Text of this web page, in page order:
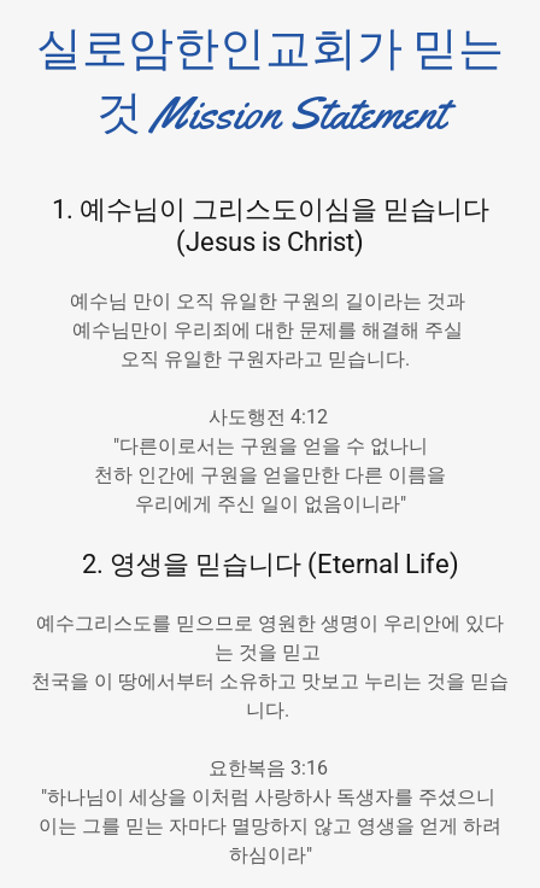
실로암한인교회가 믿는
것 Mission Statement
1. 예수님이 그리스도이심을 믿습니다
(Jesus is Christ)
예수님 만이 오직 유일한 구원의 길이라는 것과
예수님만이 우리죄에 대한 문제를 해결해 주실
오직 유일한 구원자라고 믿습니다.
사도행전 4:12
"다른이로서는 구원을 얻을 수 없나니
천하 인간에 구원을 얻을만한 다른 이름을
우리에게 주신 일이 없음이니라"
2. 영생을 믿습니다 (Eternal Life)
예수그리스도를 믿으므로 영원한 생명이 우리안에 있다
는 것을 믿고
천국을 이 땅에서부터 소유하고 맛보고 누리는 것을 믿습
니다.
요한복음 3:16
"하나님이 세상을 이처럼 사랑하사 독생자를 주셨으니
이는 그를 믿는 자마다 멸망하지 않고 영생을 얻게 하려
하심이라"